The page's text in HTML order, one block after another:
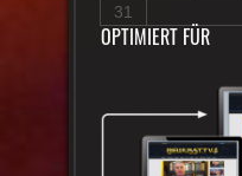
31
OPTIMIERT FÜR